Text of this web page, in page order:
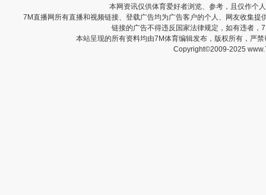
本网资讯仅供体育爱好者浏览、参考，且仅作个
7M直播网所有直播和视频链接、登载广告均为广告客户的个人、网友收集
链接的广告不得违反国家法律规定，如有违者
本站呈现的所有资料均由7M体育编辑发布，版权所有，严
Copyright©2009-2025